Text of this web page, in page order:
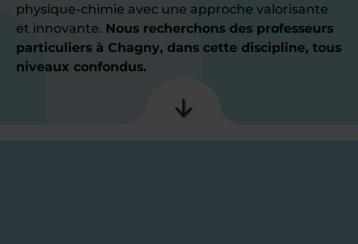
physique-chimie avec une approche valorisante
et innovante. Nous recherchons des professeurs
particuliers à Chagny, dans cette discipline, tous
niveaux confondus.